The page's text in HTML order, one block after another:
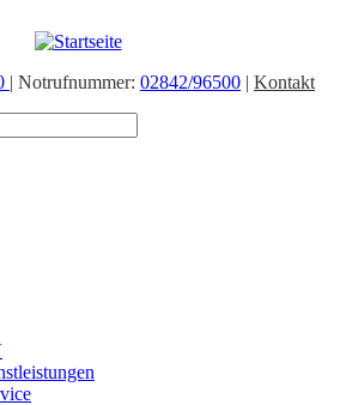
| Notrufnummer: 02842/96500 | Kontakt